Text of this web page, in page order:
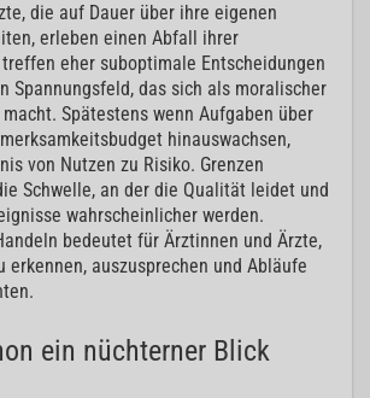
die auf Dauer über ihre eigenen
erleben einen Abfall ihrer
eher suboptimale Entscheidungen
Spannungsfeld, das sich als moralischer
Spätestens wenn Aufgaben über
hinauswachsen,
von Nutzen zu Risiko. Grenzen
Schwelle, an der die Qualität leidet und
wahrscheinlicher werden.
bedeutet für Ärztinnen und Ärzte,
erkennen, auszusprechen und Abläufe
ein nüchterner Blick